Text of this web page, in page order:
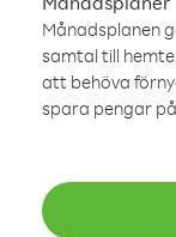
Månadsplanen
samtal till
att behöva
spara pengar